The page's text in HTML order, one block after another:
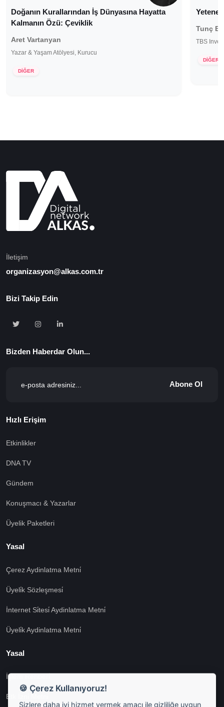
Doğanın Kurallarından İş Dünyasına Hayatta
Kalmanın Özü: Çeviklik
Aret Vartanyan
Yazar & Yaşam Atölyesi, Kurucu
DİĞER
Tunç
TBS
DİĞER
İletişim
organizasyon@alkas.com.tr
Bizi Takip Edin
Bizden Haberdar Olun...
Abone Ol
Hızlı Erişim
Etkinlikler
DNA TV
Gündem
Konuşmacı & Yazarlar
Üyelik Paketleri
Yasal
Çerez Aydinlatma Metni̇
Üyeli̇k Sözleşmesi̇
İnternet Si̇tesi̇ Aydinlatma Metni̇
Üyeli̇k Aydinlatma Metni̇
Yasal
İşlem Rehberi̇
Etk İzni̇ Metni̇
🍪 Çerez Kullanıyoruz!
Sizlere daha iyi hizmet vermek amacı ile gizliliğe uygun